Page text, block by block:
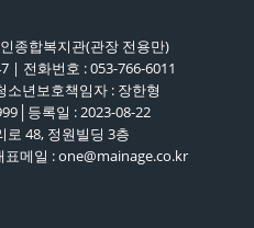
종합복지관(관장 전용만)
| 전화번호 : 053-766-6011
소년보호책임자 : 장한형
등록일 : 2023-08-22
로 48, 정원빌딩 3층
메일 : one@mainage.co.kr